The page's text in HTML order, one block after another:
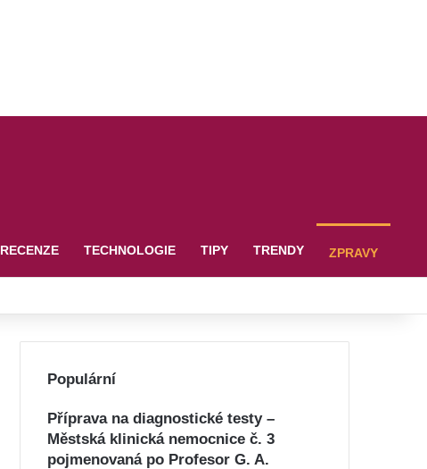
RECENZE TECHNOLOGIE TIPY TRENDY ZPRAVY
Populární
Příprava na diagnostické testy –
Městská klinická nemocnice č. 3
pojmenovaná po Profesor G. A.